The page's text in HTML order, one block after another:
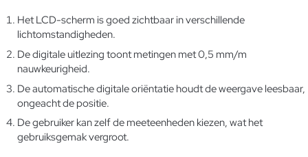
Het LCD-scherm is goed zichtbaar in verschillende
lichtomstandigheden.
De digitale uitlezing toont metingen met 0,5 mm/m
nauwkeurigheid.
De automatische digitale oriëntatie houdt de weergave leesbaar,
ongeacht de positie.
De gebruiker kan zelf de meeteenheden kiezen, wat het
gebruiksgemak vergroot.